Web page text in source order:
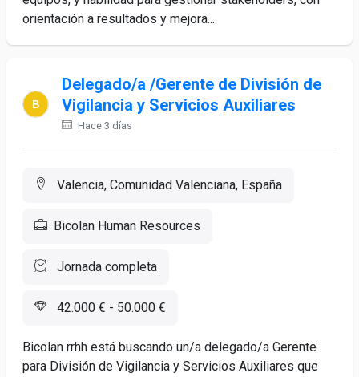
orientación a resultados y mejora...
Delegado/a /Gerente de División de
Vigilancia y Servicios Auxiliares
Hace 3 días
Valencia, Comunidad Valenciana, España
Bicolan Human Resources
Jornada completa
42.000 € - 50.000 €
Bicolan rrhh está buscando un/a delegado/a Gerente
para División de Vigilancia y Servicios Auxiliares que